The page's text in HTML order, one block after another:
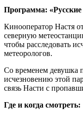
Программа:
Кинооператор Настя
северную
чтобы расследовать
метеорологов.
Со временем девушка
исчезновению этой
связь Насти с
Где и когда смотреть: